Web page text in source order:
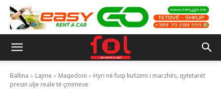
Ballina Lajme Maqedoni
Hyri në fuqi kufizimi i marzhës, qytetarët
presin ulje reale të çmimeve